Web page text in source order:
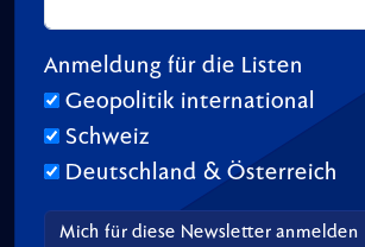
Anmeldung für die Listen
Geopolitik international
Schweiz
Deutschland & Österreich